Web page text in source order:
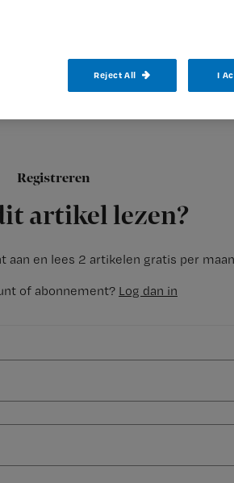
Registreren
artikel lezen?
aan en lees 2 artikelen gratis per
of abonnement? Log dan in
naar Grey’s anatomy
Reject All I